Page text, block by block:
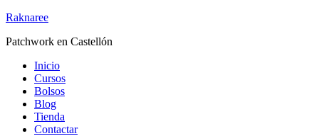
Raknaree
Patchwork en Castellón
Inicio
Cursos
Bolsos
Blog
Tienda
Contactar